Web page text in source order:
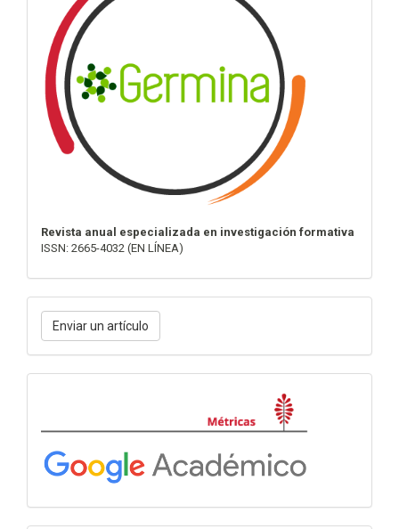
Revista anual especializada en investigación formativa
ISSN: 2665-4032 (EN LÍNEA)
Enviar
un
artículo
Enviar un artículo